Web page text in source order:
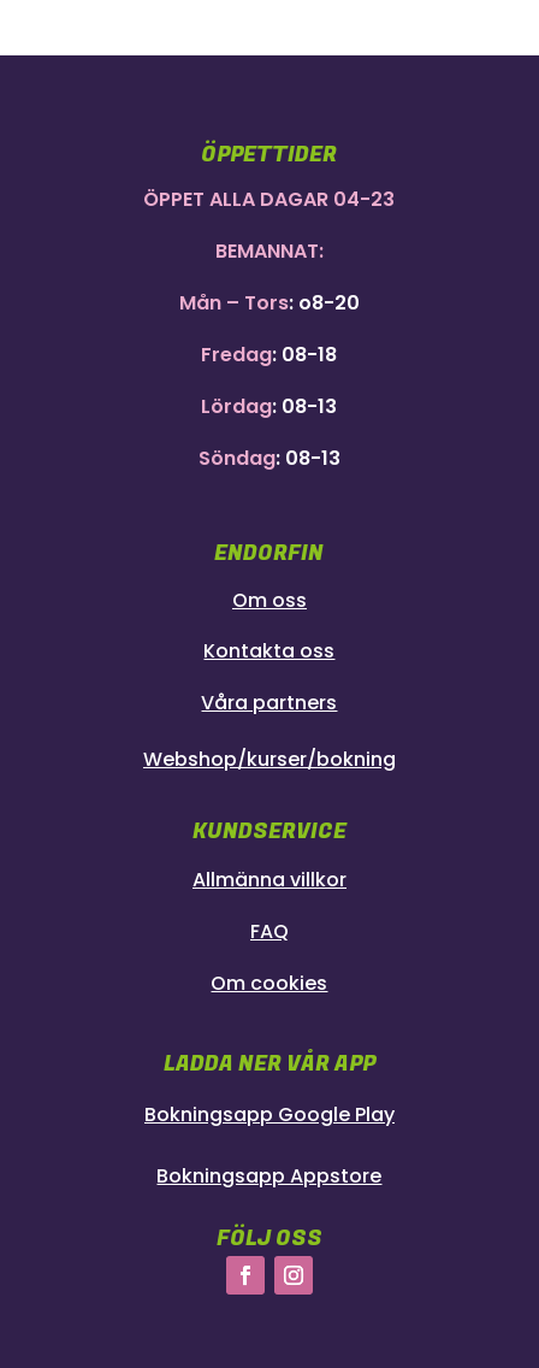
ÖPPETTIDER
ÖPPET ALLA DAGAR 04-23
BEMANNAT:
Mån – Tors: o8-20
Fredag: 08-18
Lördag: 08-13
Söndag: 08-13
ENDORFIN
Om oss
Kontakta oss
Våra partners
Webshop/kurser/bokning
KUNDSERVICE
Allmänna villkor
FAQ
Om cookies
LADDA NER VÅR APP
Bokningsapp Google Play
Bokningsapp Appstore
FÖLJ OSS